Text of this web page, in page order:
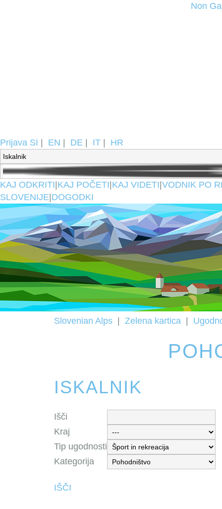
Non
Prijava SI EN DE IT HR
KAJ ODKRITI KAJ POČETI KAJ VIDETI VODNIK PO
SLOVENIJE DOGODKI
Slovenian Alps Zelena kartica
ISKALNIK
Išči
Kraj
Tip ugodnosti
Kategorija
IŠČI